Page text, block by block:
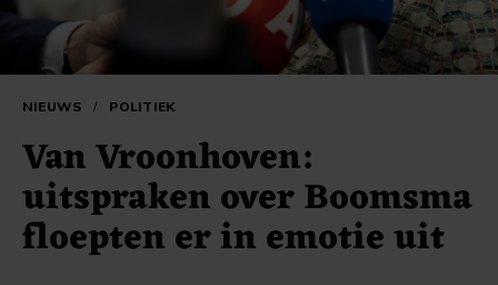
NIEUWS / POLITIEK
Van Vroonhoven:
uitspraken over Boomsma
floepten er in emotie uit